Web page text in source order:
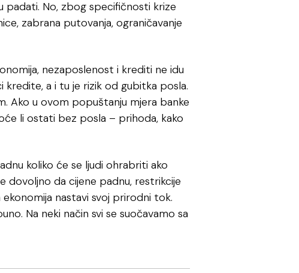
padati. No, zbog specifičnosti krize
zabrana putovanja, ograničavanje
nezaposlenost i krediti ne idu
a i tu je rizik od gubitka posla.
Ako u ovom popuštanju mjera banke
li ostati bez posla – prihoda, kako
koliko će se ljudi ohrabriti ako
dovoljno da cijene padnu, restrikcije
nastavi svoj prirodni tok.
Na neki način svi se suočavamo sa